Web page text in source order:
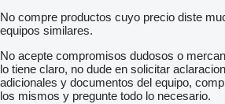
No compre productos cuyo precio diste
equipos similares.
No acepte compromisos dudosos o
lo tiene claro, no dude en solicitar
adicionales y documentos del equipo,
los mismos y pregunte todo lo necesario.